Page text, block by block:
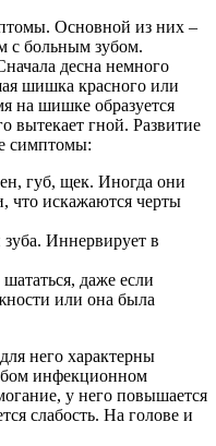
Основной из них –
с больным зубом.
десна немного
шишка красного или
на шишке образуется
вытекает гной. Развитие
симптомы:
губ, щек. Иногда они
что искажаются черты
зуба. Иннервирует в
даже если
или она была
него характерны
инфекционном
у него повышается
слабость. На голове и